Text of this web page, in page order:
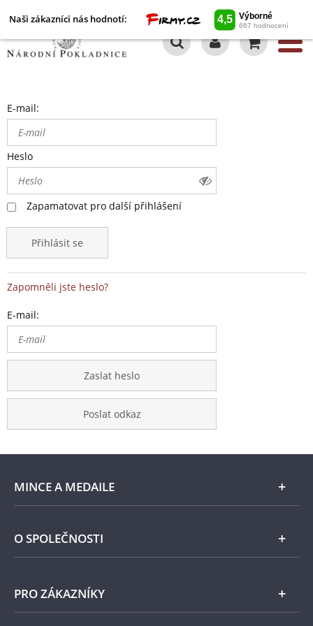
Naši zákazníci nás hodnotí:
E-mail:
Heslo
Zapamatovat pro další přihlášení
Přihlásit se
Zapomněli jste heslo?
E-mail:
Zaslat heslo
Poslat odkaz
MINCE A MEDAILE
E-shop
Stříbro
O SPOLEČNOSTI
Národní Pokladnice
PRO ZÁKAZNÍKY